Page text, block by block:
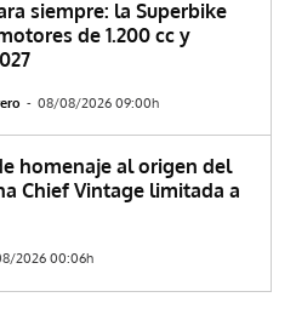
siempre: la Superbike
de 1.200 cc y
- 08/08/2026 09:00h
homenaje al origen del
Chief Vintage limitada a
2026 00:06h